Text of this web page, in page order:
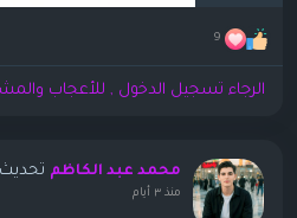
9
الرجاء تسجيل الدخول , للأعجاب
محمد عبد الكاظم
منذ ٣ أيام